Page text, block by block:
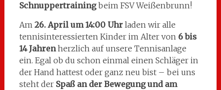
Schnuppertrainingbeim FSV Weißenbrunn!
Am 26. April um 14:00 Uhrladen wir alle
tennisinteressierten Kinder im Alter von 6 bis
14 Jahrenherzlich auf unsere Tennisanlage
ein. Egal ob du schon einmal einen Schläger in
der Hand hattest oder ganz neu bist – bei uns
steht der Spaß an der Bewegung und am